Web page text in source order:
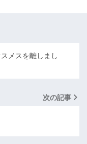
メスを離しまし
次の記事